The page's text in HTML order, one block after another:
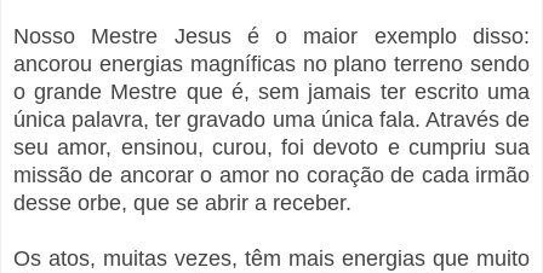
Nosso Mestre Jesus é o maior exemplo disso:
ancorou energias magníficas no plano terreno sendo
o grande Mestre que é, sem jamais ter escrito uma
única palavra, ter gravado uma única fala. Através de
seu amor, ensinou, curou, foi devoto e cumpriu sua
missão de ancorar o amor no coração de cada irmão
desse orbe, que se abrir a receber.
Os atos, muitas vezes, têm mais energias que muito